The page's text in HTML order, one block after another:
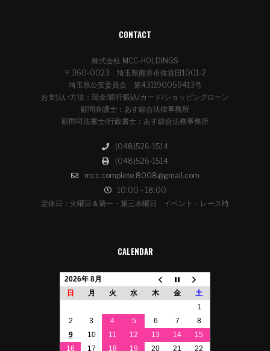
CONTACT
株式会社 MCC-HOLDINGS
〒360-0023 埼玉県熊谷市佐谷田1001-2
埼玉県公安委員会 第431190059413号
お支払い方法：現金/銀行振込/カード/ショッピングローン
顧問弁護士：あす綜合法律事務所
顧問司法書士/行政書士：あす綜合法務事務所
(048)526-1514
(048)526-1514
mcc.complete.8008@gmail.com
10:00 - 18:00
定休日：火曜日＆第一・第三水曜日 イベント・レース時
CALENDAR
2026年 8月
日
月 火 水 木 金
土
1
2
3 4 5 6 7
8
9
10 11 12 13 14
15
16
17 18 19 20 21 22